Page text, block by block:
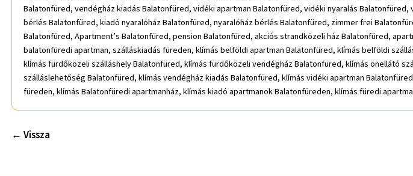
Balatonfüred, vendégház kiadás Balatonfüred, vidéki apartman Balatonfüred, vidéki nyaralás
bérlés Balatonfüred, kiadó nyaralóház Balatonfüred, nyaralóház bérlés Balatonfüred, zimmer frei
Balatonfüred, Apartment’s Balatonfüred, pension Balatonfüred, akciós strandközeli ház Balatonfüred,
balatonfüredi apartman, szálláskiadás füreden, klímás belföldi apartman Balatonfüred, klímás belföldi
klímás fürdőközeli szálláshely Balatonfüred, klímás fürdőközeli vendégház Balatonfüred, klímás önellátó
szálláslehetőség Balatonfüred, klímás vendégház kiadás Balatonfüred, klímás vidéki apartman
füreden, klímás Balatonfüredi apartmanház, klímás kiadó apartmanok Balatonfüreden, klímás füredi
← Vissza